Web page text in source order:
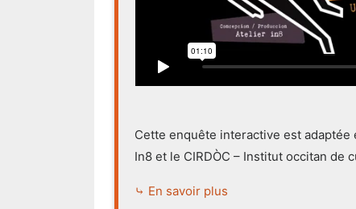
Cette enquête interactive est adaptée
In8 et le CIRDÒC – Institut occitan de
⤷ En savoir plus